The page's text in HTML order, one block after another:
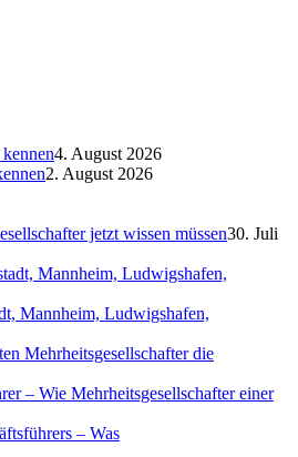
4. August 2026
2. August 2026
jetzt wissen müssen30. Juli
Mannheim, Ludwigshafen,
Mehrheitsgesellschafter die
– Wie Mehrheitsgesellschafter einer
– Was